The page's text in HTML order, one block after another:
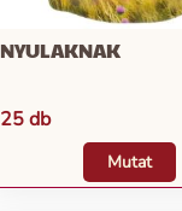
NYULAKNAK
25 db
Mutat